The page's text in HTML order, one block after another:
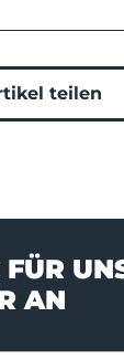
teilen
AN